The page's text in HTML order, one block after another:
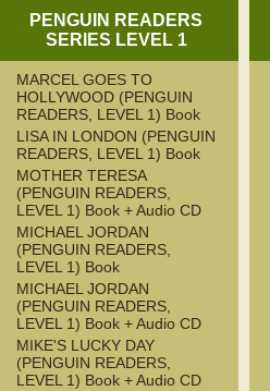
PENGUIN READERS
SERIES LEVEL 1
MARCEL GOES TO
HOLLYWOOD (PENGUIN
READERS, LEVEL 1) Book
LISA IN LONDON (PENGUIN
READERS, LEVEL 1) Book
MOTHER TERESA
(PENGUIN READERS,
LEVEL 1) Book + Audio CD
MICHAEL JORDAN
(PENGUIN READERS,
LEVEL 1) Book
MICHAEL JORDAN
(PENGUIN READERS,
LEVEL 1) Book + Audio CD
MIKE'S LUCKY DAY
(PENGUIN READERS,
LEVEL 1) Book + Audio CD